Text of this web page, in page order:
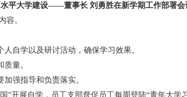
平大学建设——董事长 刘勇胜在新学期工作部署会
容。
自学以及研讨活动，确保学习效果。
量。
强指导和负责落实。
”开展自学，员工支部督促员工每周登陆“青年大学